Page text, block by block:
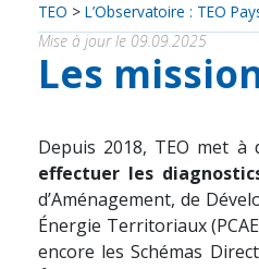
TEO > L’Observatoire : TEO
Mise à jour le 09.09.2025
Les
Depuis 2018, TEO met à
effectuer les
d’Aménagement, de
Énergie Territoriaux
encore les Schémas